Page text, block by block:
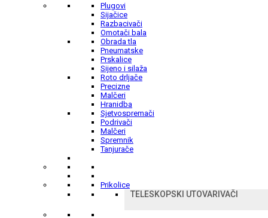
Plugovi
Sijačice
Razbacivači
Omotači bala
Obrada tla
Pneumatske
Prskalice
Sijeno i silaža
Roto drljače
Precizne
Malčeri
Hranidba
Sjetvospremači
Podrivači
Malčeri
Spremnik
Tanjurače
Prikolice
TELESKOPSKI UTOVARIVAČI